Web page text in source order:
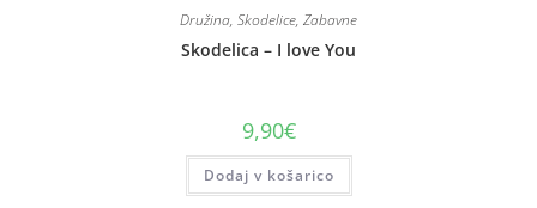
Družina, Skodelice, Zabavne
Skodelica – I love You
9,90€
Dodaj v košarico